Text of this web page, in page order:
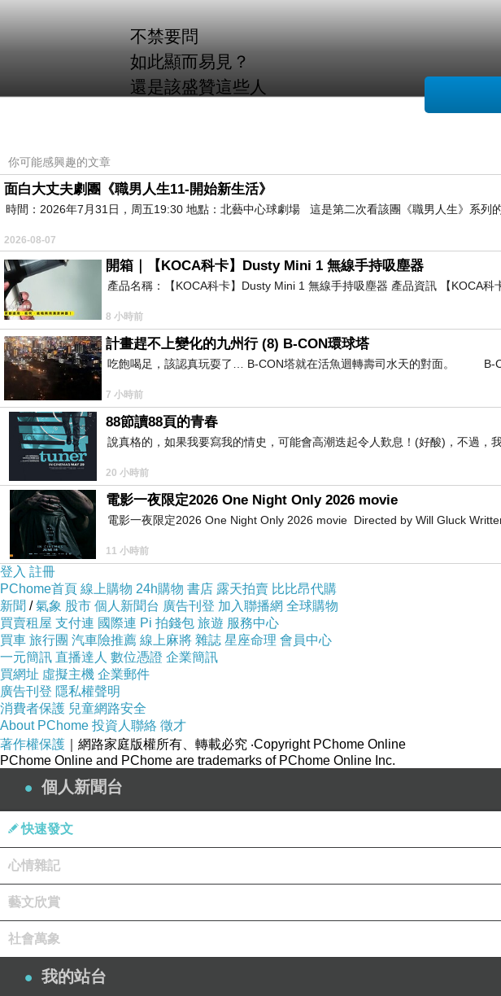
不禁要問
如此顯而易見？
還是該盛贊這些人
乖戾不同
正符合
詩人
顛覆性格
銘感上天厚待
零總不缺
啟迪導引
超乎凡我所能思及
蒙恩至此
若不快樂
還有誰能夠快樂呢？
敞懷悠游
潛心奉上
於心
以悲傷渲彩
另衍生命情調
你可能感興趣的文章
面白大丈夫劇團《職男人生11-開始新生活》
時間：2026年7月31日，周五19:30 地點：北藝中心球劇場 這是第二次看該團《職男人生》系列
2026-08-07
開箱｜【KOCA科卡】Dusty Mini 1 無線手持吸塵器
產品名稱：【KOCA科卡】Dusty Mini 1 無線手持吸塵器 產品資訊 【KOCA
8 小時前
計畫趕不上變化的九州行 (8) B-CON環球塔
吃飽喝足，該認真玩耍了… B-CON塔就在活魚迴轉壽司水天的對面。 B-
7 小時前
88節讀88頁的青春
說真格的，如果我要寫我的情史，可能會高潮迭起令人歎息！(好酸)，不過，
20 小時前
電影一夜限定2026 One Night Only 2026 movie
電影一夜限定2026 One Night Only 2026 movie Directed by Will Gluck
11 小時前
登入 註冊
PChome首頁 線上購物 24h購物 書店 露天拍賣 比比昂代購
新聞 /氣象 股市 個人新聞台 廣告刊登 加入聯播網 全球購物
買賣租屋 支付連 國際連 Pi 拍錢包 旅遊 服務中心
買車 旅行團 汽車險推薦 線上麻將 雜誌 星座命理 會員中心
一元簡訊 直播達人 數位憑證 企業簡訊
買網址 虛擬主機 企業郵件
廣告刊登 隱私權聲明
消費者保護 兒童網路安全
About PChome 投資人聯絡 徵才
著作權保護 ｜網路家庭版權所有、轉載必究 ‧Copyright PChome Online
PChome Online and PChome are trademarks of PChome Online Inc.
個人新聞台
快速發文
心情雜記
藝文欣賞
社會萬象
我的站台